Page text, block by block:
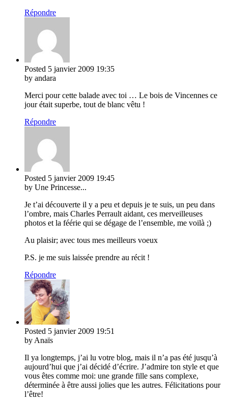
Répondre
Posted 5 janvier 2009 19:35
by andara
Merci pour cette balade avec toi … Le bois de Vincennes ce
jour était superbe, tout de blanc vêtu !
Répondre
Posted 5 janvier 2009 19:45
by Une Princesse...
Je t’ai découverte il y a peu et depuis je te suis, un peu dans
l’ombre, mais Charles Perrault aidant, ces merveilleuses
photos et la féérie qui se dégage de l’ensemble, me voilà ;)
Au plaisir; avec tous mes meilleurs voeux
P.S. je me suis laissée prendre au récit !
Répondre
Posted 5 janvier 2009 19:51
by Anaïs
Il ya longtemps, j’ai lu votre blog, mais il n’a pas été jusqu’à
aujourd’hui que j’ai décidé d’écrire. J’admire ton style et que
vous êtes comme moi: une grande fille sans complexe,
déterminée à être aussi jolies que les autres. Félicitations pour
l’être!